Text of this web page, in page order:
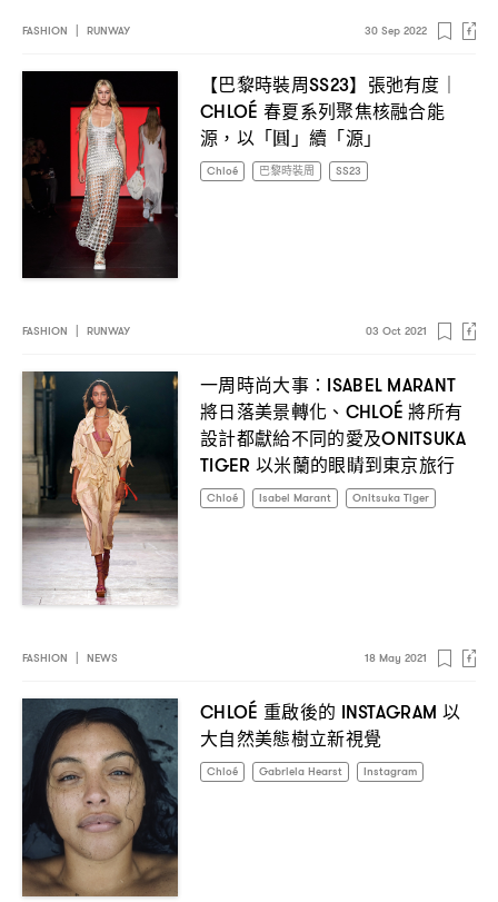
FASHION RUNWAY 30 Sep 2022
【巴黎時裝周SS23】張弛有度
CHLOÉ 春夏系列聚焦核融合能
源 ， 以「圓」續「源」
Chloé 巴黎時裝周 SS23
FASHION RUNWAY 03 Oct 2021
一周時尚大事：ISABEL MARANT
將日落美景轉化、 CHLOÉ將所有
設計都獻給不同的愛及ONITSUKA
TIGER 以米蘭的眼睛到東京旅行
Chloé Isabel Marant Onitsuka Tiger
FASHION NEWS 18 May 2021
CHLOÉ 重啟後的 INSTAGRAM 以
大自然美態樹立新視覺
Chloé Gabriela Hearst Instagram